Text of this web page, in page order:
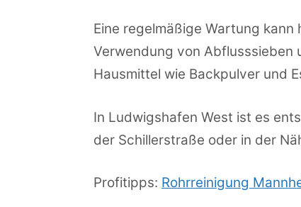
Eine regelmäßige Wartung
Verwendung von Abflusssieben
Hausmittel wie Backpulver und
In Ludwigshafen West ist es
der Schillerstraße oder in der
Profitipps: Rohrreinigung